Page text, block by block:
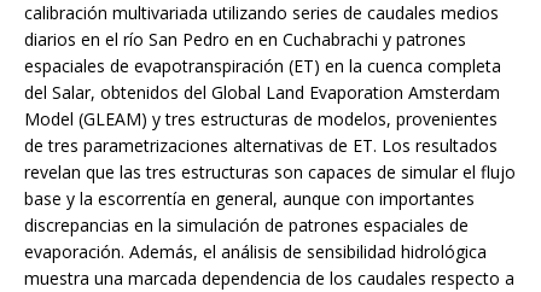
calibración multivariada utilizando series de caudales medios
diarios en el río San Pedro en en Cuchabrachi y patrones
espaciales de evapotranspiración (ET) en la cuenca completa
del Salar, obtenidos del Global Land Evaporation Amsterdam
Model (GLEAM) y tres estructuras de modelos, provenientes
de tres parametrizaciones alternativas de ET. Los resultados
revelan que las tres estructuras son capaces de simular el flujo
base y la escorrentía en general, aunque con importantes
discrepancias en la simulación de patrones espaciales de
evaporación. Además, el análisis de sensibilidad hidrológica
muestra una marcada dependencia de los caudales respecto a